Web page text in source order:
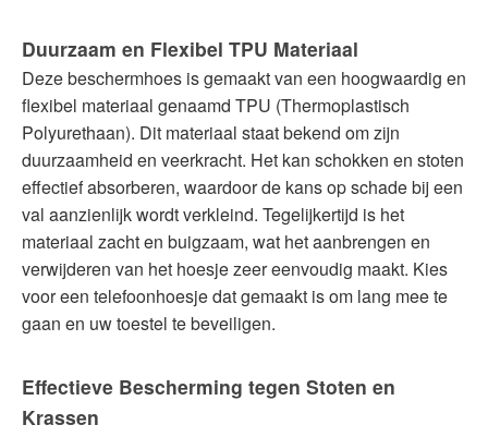
Duurzaam en Flexibel TPU Materiaal
Deze beschermhoes is gemaakt van een hoogwaardig en
flexibel materiaal genaamd TPU (Thermoplastisch
Polyurethaan). Dit materiaal staat bekend om zijn
duurzaamheid en veerkracht. Het kan schokken en stoten
effectief absorberen, waardoor de kans op schade bij een
val aanzienlijk wordt verkleind. Tegelijkertijd is het
materiaal zacht en buigzaam, wat het aanbrengen en
verwijderen van het hoesje zeer eenvoudig maakt. Kies
voor een telefoonhoesje dat gemaakt is om lang mee te
gaan en uw toestel te beveiligen.
Effectieve Bescherming tegen Stoten en
Krassen